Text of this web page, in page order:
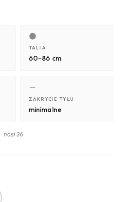
TALIA
60–86 cm
ZAKRYCIE TYŁU
minimalne
·nosi 36